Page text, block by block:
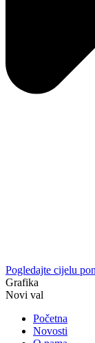
Pogledajte cijelu
Grafika
Novi val
Početna
Novosti